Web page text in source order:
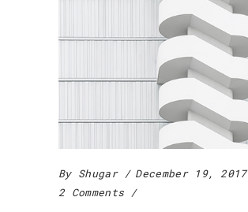
By Shugar
December 19, 2017
2 Comments